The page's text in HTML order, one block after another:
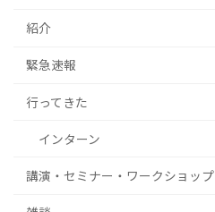
紹介
緊急速報
行ってきた
インターン
講演・セミナー・ワークショップ